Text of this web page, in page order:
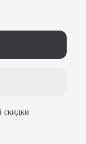
скидки